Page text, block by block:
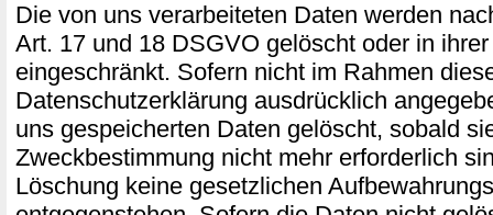
Die von uns verarbeiteten Daten werden
Art. 17 und 18 DSGVO gelöscht oder in
eingeschränkt. Sofern nicht im Rahmen
Datenschutzerklärung ausdrücklich
uns gespeicherten Daten gelöscht, sobald
Zweckbestimmung nicht mehr erforderlich
Löschung keine gesetzlichen